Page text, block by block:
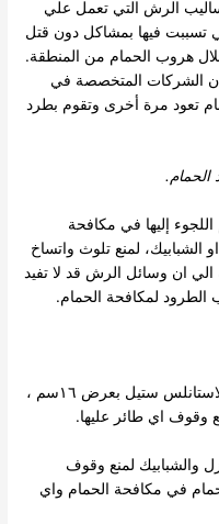
الرش التي تعمل علي
تسببت فيها بمشاكل دون قتل
هروب الحمام من المنطقة.
الشركات المتخصصة في
تعود مرة أخرى وتقوم بطرد
الحمام.
إليها في مكافحة
لمنع تلوث واتساخ
الي ان وسائل الرش قد لا تفيد
الطرود لمكافحة الحمام.
طارد الحمام هذا عباره عن اشواك من الاستانلس ستيل بعرض ١٦سم ،
وقوف اي طائر عليها.
والشبابيك لمنع وقوف
في مكافحة الحمام واي